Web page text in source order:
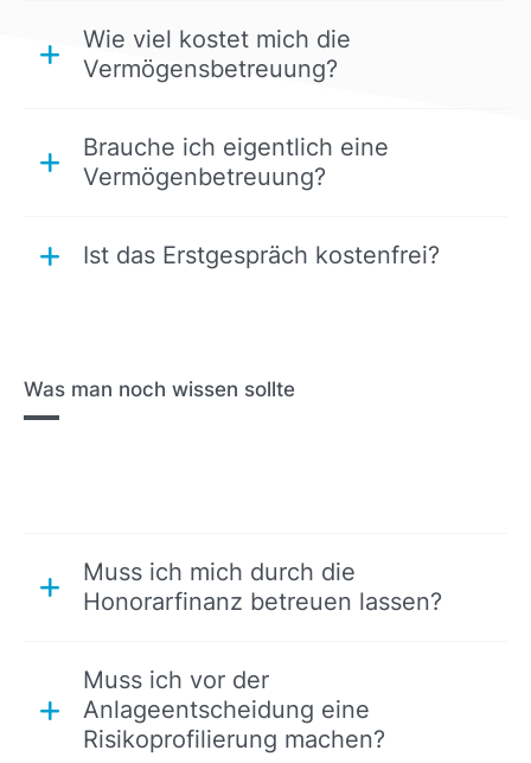
Wie viel kostet mich die
Vermögensbetreuung?
Brauche ich eigentlich eine
Vermögenbetreuung?
Ist das Erstgespräch kostenfrei?
Was man noch wissen sollte
Muss ich mich durch die
Honorarfinanz betreuen lassen?
Muss ich vor der
Anlageentscheidung eine
Risikoprofilierung machen?